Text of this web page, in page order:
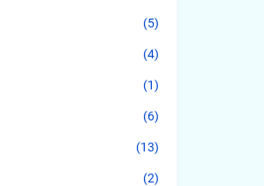
(5)
(4)
(1)
(6)
(13)
(2)